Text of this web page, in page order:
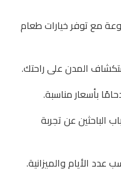
مع توفر خيارات طعام
المدن على راحتك.
بأسعار مناسبة.
الباحثين عن تجربة
الأيام والميزانية.